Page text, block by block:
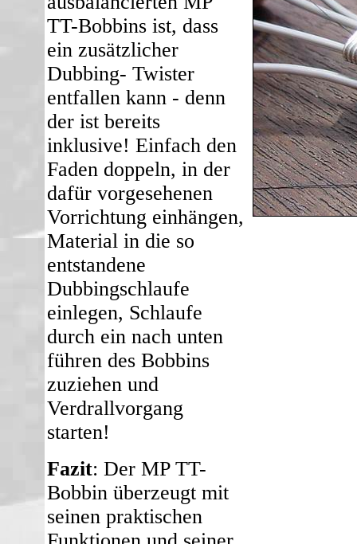
TT-Bobbins ist, dass
ein zusätzlicher
Dubbing- Twister
entfallen kann - denn
der ist bereits
inklusive! Einfach den
Faden doppeln, in der
dafür vorgesehenen
Vorrichtung einhängen,
Material in die so
entstandene
Dubbingschlaufe
einlegen, Schlaufe
durch ein nach unten
führen des Bobbins
zuziehen und
Verdrallvorgang
starten!
Fazit: Der MP TT-
Bobbin überzeugt mit
seinen praktischen